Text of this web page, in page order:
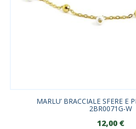
MARLU’ BRACCIALE SFERE E
2BR0071G-W
12,00 €